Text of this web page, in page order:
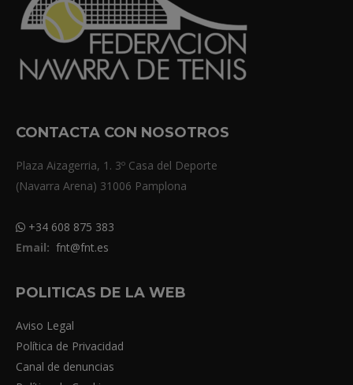
CONTACTA CON NOSOTROS
Plaza Aizagerria, 1. 3º Casa del Deporte
(Navarra Arena) 31006 Pamplona
+34 608 875 383
Email: fnt@fnt.es
POLITICAS DE LA WEB
Aviso Legal
Política de Privacidad
Canal de denuncias